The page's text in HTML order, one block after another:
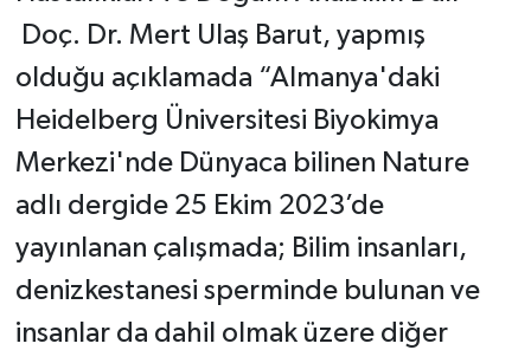
Doç. Dr. Mert Ulaş Barut, yapmış
olduğu açıklamada “Almanya'daki
Heidelberg Üniversitesi Biyokimya
Merkezi'nde Dünyaca bilinen Nature
adlı dergide 25 Ekim 2023’de
yayınlanan çalışmada; Bilim insanları,
denizkestanesi sperminde bulunan ve
insanlar da dahil olmak üzere diğer